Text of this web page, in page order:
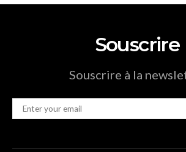
Souscrire
Souscrire à la